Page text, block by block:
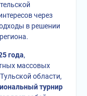
через
в решении
года,
массовых
области,
турнир